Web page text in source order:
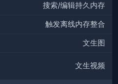
搜索/编辑持久内存
触发离线内存整合
文生图
文生视频